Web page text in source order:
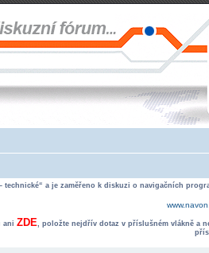
a je zaměřeno k diskuzi o navigačních
ani ZDE, položte nejdřív dotaz v příslušném vlákně a